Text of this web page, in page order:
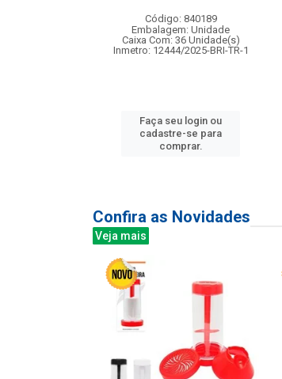
Código: 840189
Embalagem: Unidade
Caixa Com: 36 Unidade(s)
Inmetro: 12444/2025-BRI-TR-1
Faça seu login ou
cadastre-se para
comprar.
Confira as Novidades
Veja mais